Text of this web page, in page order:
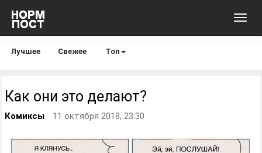
Лучшее Свежее Топ
Как они это делают?
Комиксы 11 октября 2018, 23:30